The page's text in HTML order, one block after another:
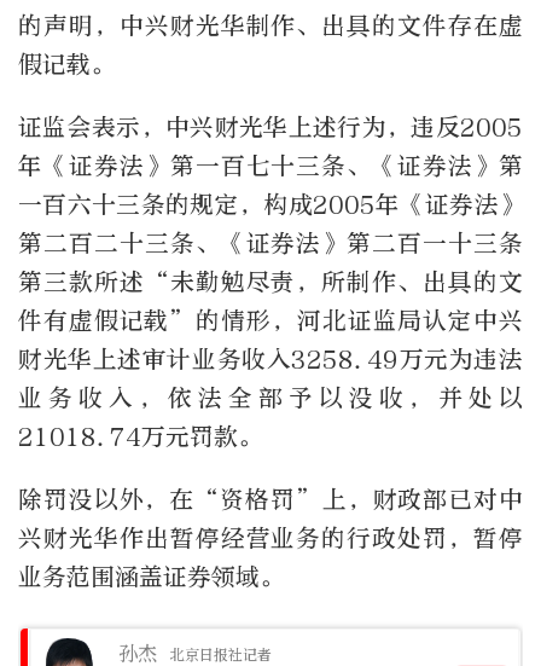
的声明，中兴财光华制作、出具的文件存在虚
假记载。
证监会表示，中兴财光华上述行为，违反2005
年《证券法》第一百七十三条、《证券法》第
一百六十三条的规定，构成2005年《证券法》
第二百二十三条、《证券法》第二百一十三条
第三款所述“未勤勉尽责，所制作、出具的文
件有虚假记载”的情形，河北证监局认定中兴
财光华上述审计业务收入3258.49万元为违法
业务收入，依法全部予以没收，并处以
21018.74万元罚款。
除罚没以外，在“资格罚”上，财政部已对中
兴财光华作出暂停经营业务的行政处罚，暂停
业务范围涵盖证券领域。
孙杰 北京日报社记者